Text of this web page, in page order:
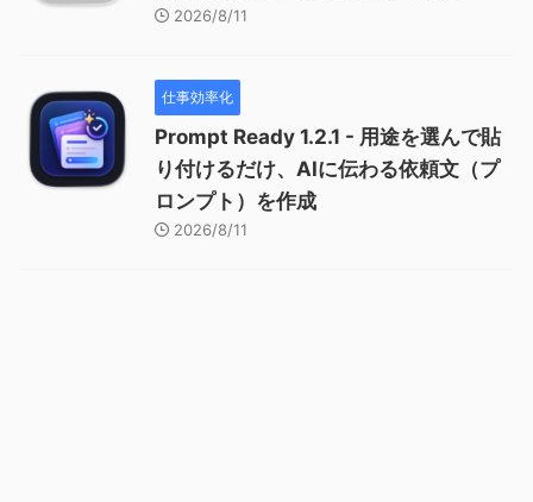
2026/8/11
仕事効率化
Prompt Ready 1.2.1 - 用途を選んで貼
り付けるだけ、AIに伝わる依頼文（プ
ロンプト）を作成
2026/8/11